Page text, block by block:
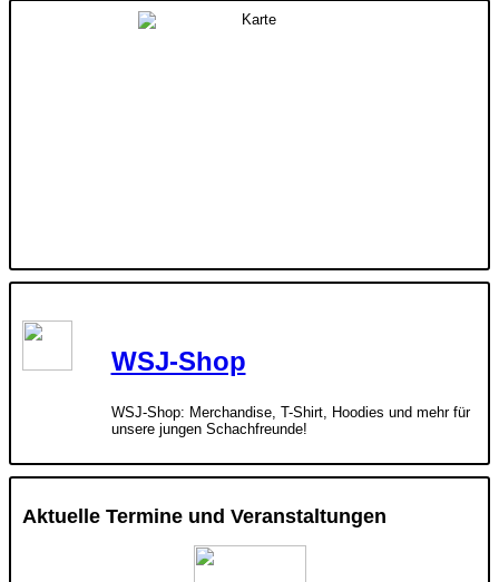
WSJ-Shop
WSJ-Shop: Merchandise, T-Shirt, Hoodies und mehr für
unsere jungen Schachfreunde!
Aktuelle Termine und Veranstaltungen